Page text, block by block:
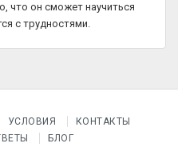
что он сможет научиться
с трудностями.
УСЛОВИЯ
КОНТАКТЫ
БЛОГ